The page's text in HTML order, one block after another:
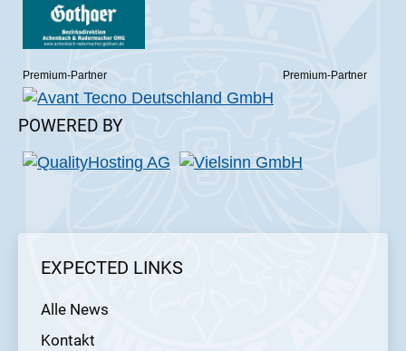
Premium-Partner Premium-Partner
POWERED BY
EXPECTED LINKS
Alle News
Kontakt